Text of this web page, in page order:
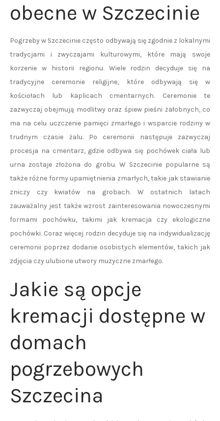
obecne w Szczecinie
Pogrzeby w Szczecinie często odbywają się zgodnie z lokalnymi
tradycjami i zwyczajami kulturowymi, które mają swoje
korzenie w historii regionu. Wiele rodzin decyduje się na
tradycyjne ceremonie religijne, które odbywają się w
kościołach lub kaplicach cmentarnych. Ceremonie te
zazwyczaj obejmują modlitwy oraz śpiew pieśni żałobnych, co
ma na celu uczczenie pamięci zmarłego i wsparcie rodziny w
trudnym czasie żalu. Po ceremonii następuje zazwyczaj
procesja na cmentarz, gdzie odbywa się pochówek ciała lub
urna zostaje złożona do grobu. W Szczecinie popularne są
także różne formy upamiętnienia zmarłych, takie jak stawianie
zniczy czy kwiatów na grobach. W ostatnich latach
zauważalny jest także wzrost zainteresowania nowoczesnymi
formami pochówku, takimi jak kremacja czy ekologiczne
pochówki. Coraz więcej rodzin decyduje się na indywidualizację
ceremonii poprzez dodanie osobistych elementów, takich jak
zdjęcia czy ulubione utwory muzyczne zmarłego.
Jakie są opcje
kremacji dostępne w
domach
pogrzebowych
Szczecina